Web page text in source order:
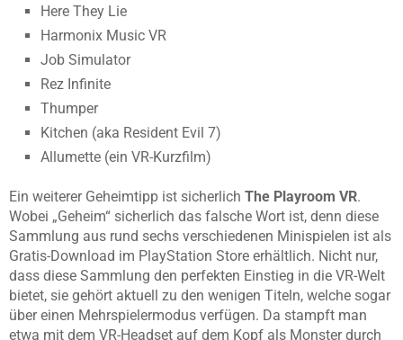
Here They Lie
Harmonix Music VR
Job Simulator
Rez Infinite
Thumper
Kitchen (aka Resident Evil 7)
Allumette (ein VR-Kurzfilm)
Ein weiterer Geheimtipp ist sicherlich The Playroom VR.
Wobei „Geheim“ sicherlich das falsche Wort ist, denn diese
Sammlung aus rund sechs verschiedenen Minispielen ist als
Gratis-Download im PlayStation Store erhältlich. Nicht nur,
dass diese Sammlung den perfekten Einstieg in die VR-Welt
bietet, sie gehört aktuell zu den wenigen Titeln, welche sogar
über einen Mehrspielermodus verfügen. Da stampft man
etwa mit dem VR-Headset auf dem Kopf als Monster durch